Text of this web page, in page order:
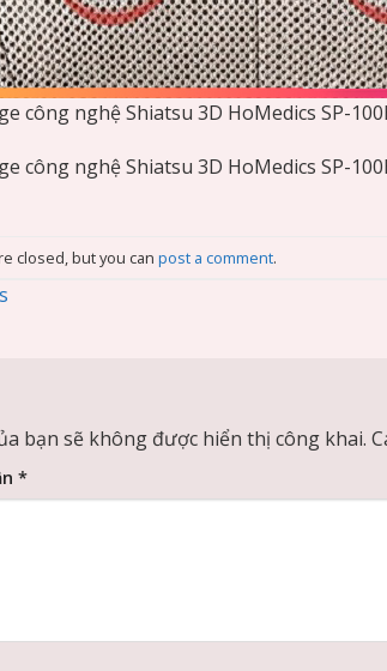
công nghệ Shiatsu 3D HoMedics SP-
công nghệ Shiatsu 3D HoMedics SP-
closed, but you can post a comment.
bạn sẽ không được hiển thị công khai.
*